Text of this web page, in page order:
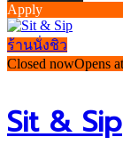
Apply
ร้านนั่งชิว
Closed nowOpens
Sit & Sip